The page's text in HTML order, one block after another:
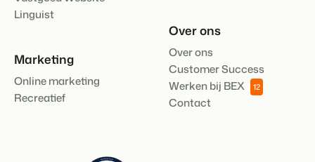
Linguist
Marketing
Online marketing
Recreatief
Over ons
Over ons
Customer Success
Werken bij BEX
12
Contact